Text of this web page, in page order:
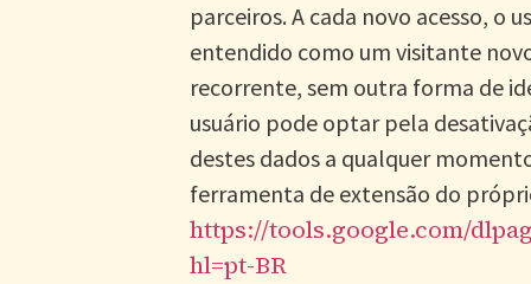
parceiros. A cada novo acesso, o
entendido como um visitante
recorrente, sem outra forma de
usuário pode optar pela
destes dados a qualquer
ferramenta de extensão do
https://tools.google.com/
hl=pt-BR